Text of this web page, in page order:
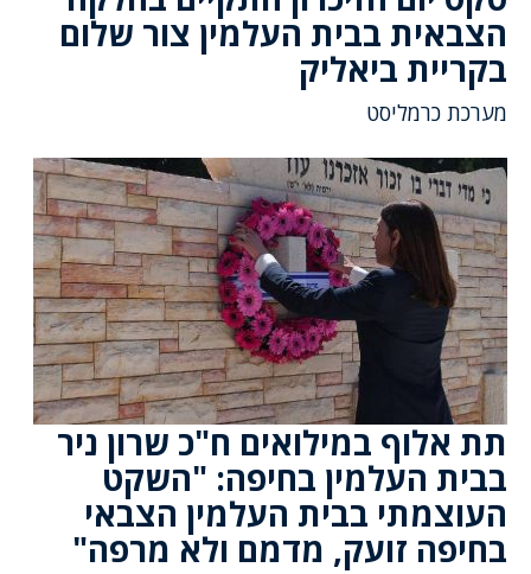
הצבאית בבית העלמין צור שלום
בקריית ביאליק
מערכת כרמליסט
תת אלוף במילואים ח"כ שרון ניר
בבית העלמין בחיפה: "השקט
העוצמתי בבית העלמין הצבאי
בחיפה זועק, מדמם ולא מרפה"